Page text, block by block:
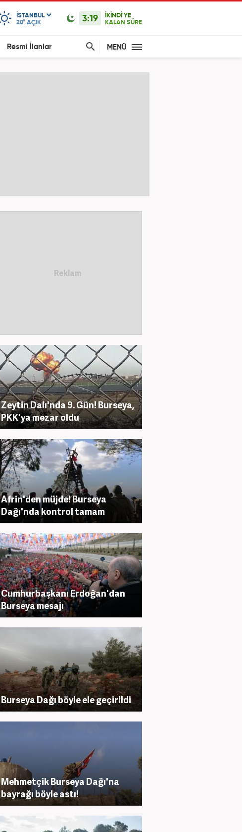
ISTANBUL
28° AÇIK 3:19
İKİNDİ'YE
KALAN SÜRE
Resmi İlanlar MENÜ
Zeytin Dalı'nda 9. Gün! Burseya,
PKK'ya mezar oldu
Afrin'den müjde! Burseya
Dağı'nda kontrol tamam
Cumhurbaşkanı Erdoğan'dan
Burseya mesajı
Burseya Dağı böyle ele geçirildi
Mehmetçik Burseya Dağı'na
bayrağı böyle astı!